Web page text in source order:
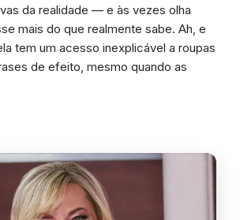
da realidade — e às vezes olha
mais do que realmente sabe. Ah, e
tem um acesso inexplicável a roupas
de efeito, mesmo quando as